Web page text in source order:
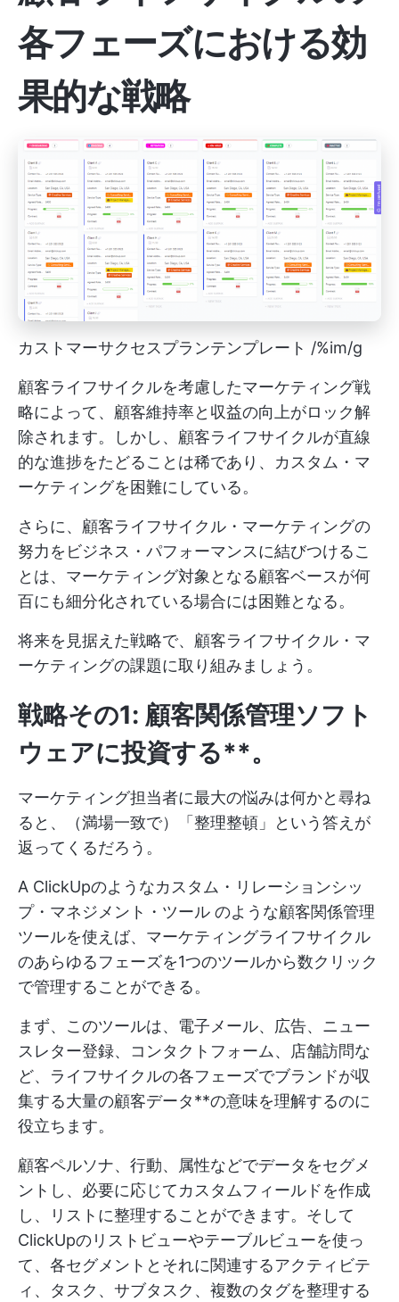
各フェーズにおける効
果的な戦略
カストマーサクセスプランテンプレート /%im/g
顧客ライフサイクルを考慮したマーケティング戦
略によって、顧客維持率と収益の向上がロック解
除されます。しかし、顧客ライフサイクルが直線
的な進捗をたどることは稀であり、カスタム・マ
ーケティングを困難にしている。
さらに、顧客ライフサイクル・マーケティングの
努力をビジネス・パフォーマンスに結びつけるこ
とは、マーケティング対象となる顧客ベースが何
百にも細分化されている場合には困難となる。
将来を見据えた戦略で、顧客ライフサイクル・マ
ーケティングの課題に取り組みましょう。
戦略その1: 顧客関係管理ソフト
ウェアに投資する**。
マーケティング担当者に最大の悩みは何かと尋ね
ると、（満場一致で）「整理整頓」という答えが
返ってくるだろう。
A ClickUpのようなカスタム・リレーションシッ
プ・マネジメント・ツール のような顧客関係管理
ツールを使えば、マーケティングライフサイクル
のあらゆるフェーズを1つのツールから数クリック
で管理することができる。
まず、このツールは、電子メール、広告、ニュー
スレター登録、コンタクトフォーム、店舗訪問な
ど、ライフサイクルの各フェーズでブランドが収
集する大量の顧客データ**の意味を理解するのに
役立ちます。
顧客ペルソナ、行動、属性などでデータをセグメ
ントし、必要に応じてカスタムフィールドを作成
し、リストに整理することができます。そして
ClickUpのリストビューやテーブルビューを使っ
て、各セグメントとそれに関連するアクティビテ
ィ、タスク、サブタスク、複数のタグを整理する